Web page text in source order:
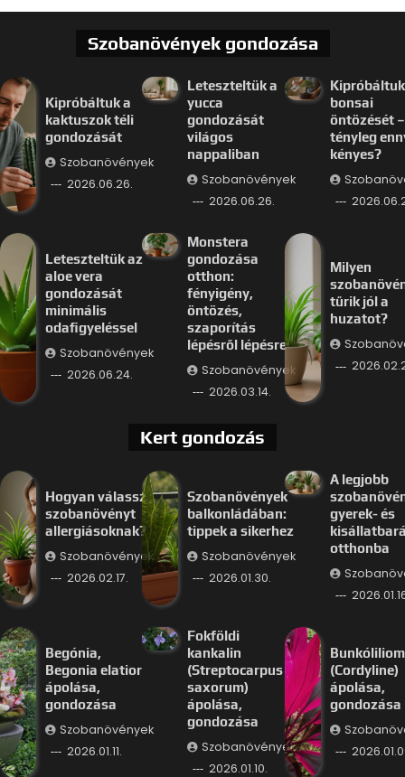
Szobanövények gondozása
Kipróbáltuk a
kaktuszok téli
gondozását
Szobanövények
2026.06.26.
Leteszteltük a
yucca
gondozását
világos
nappaliban
Szobanövények
2026.06.26.
bonsai
öntözését –
tényleg
kényes?
Leteszteltük az
aloe vera
gondozását
minimális
odafigyeléssel
Szobanövények
2026.06.24.
Monstera
gondozása
otthon:
fényigény,
öntözés,
szaporítás
lépésről lépésre
Szobanövények
2026.03.14.
Milyen
tűrik jól a
huzatot?
Kert gondozás
Hogyan válassz
szobanövényt
allergiásoknak?
Szobanövények
2026.02.17.
Szobanövények
balkonládában:
tippek a sikerhez
Szobanövények
2026.01.30.
A legjobb
gyerek- és
otthonba
Begónia,
Begonia elatior
ápolása,
gondozása
Szobanövények
2026.01.11.
Fokföldi
kankalin
(Streptocarpus
saxorum)
ápolása,
gondozása
Szobanövények
2026.01.10.
Bunkóliliom
(Cordyline)
ápolása,
gondozása